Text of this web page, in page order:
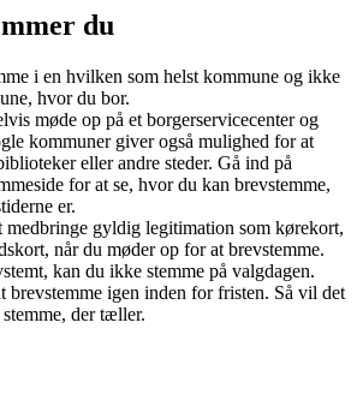
du
i en hvilken som helst kommune og ikke
hvor du bor.
møde op på et borgerservicecenter og
kommuner giver også mulighed for at
eller andre steder. Gå ind på
for at se, hvor du kan brevstemme,
er.
medbringe gyldig legitimation som kørekort,
når du møder op for at brevstemme.
kan du ikke stemme på valgdagen.
brevstemme igen inden for fristen. Så vil det
der tæller.